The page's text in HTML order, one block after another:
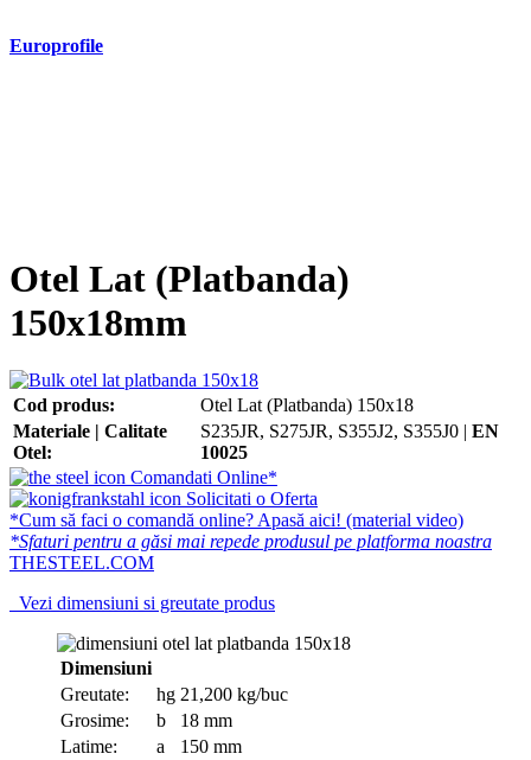
Europrofile
Otel Lat (Platbanda)
150x18mm
Cod produs:
Otel Lat (Platbanda) 150x18
Materiale | Calitate
Otel:
S235JR, S275JR, S355J2, S355J0 | EN
10025
Comandati Online*
Solicitati o Oferta
*Cum să faci o comandă online? Apasă aici! (material video)
*Sfaturi pentru a găsi mai repede produsul pe platforma noastra
THESTEEL.COM
Vezi dimensiuni si greutate produs
Dimensiuni
Greutate:
hg 21,200 kg/buc
Grosime:
b
18 mm
Latime:
a
150 mm